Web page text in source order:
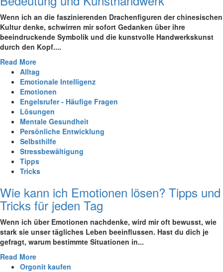
Wenn ich an die faszinierenden Drachenfiguren der chinesischen
Kultur denke, schwirren mir sofort Gedanken über ihre
beeindruckende Symbolik und die kunstvolle Handwerkskunst
durch den Kopf....
Read More
Alltag
Emotionale Intelligenz
Emotionen
Engelsrufer - Häufige Fragen
Lösungen
Mentale Gesundheit
Persönliche Entwicklung
Selbsthilfe
Stressbewältigung
Tipps
Tricks
Wie kann ich Emotionen lösen? Tipps und
Tricks für jeden Tag
Wenn ich über Emotionen nachdenke, wird mir oft bewusst, wie
stark ‍sie ⁤unser ⁢tägliches Leben beeinflussen. Hast du dich je
gefragt, warum bestimmte ‌Situationen in...
Read More
Orgonit kaufen